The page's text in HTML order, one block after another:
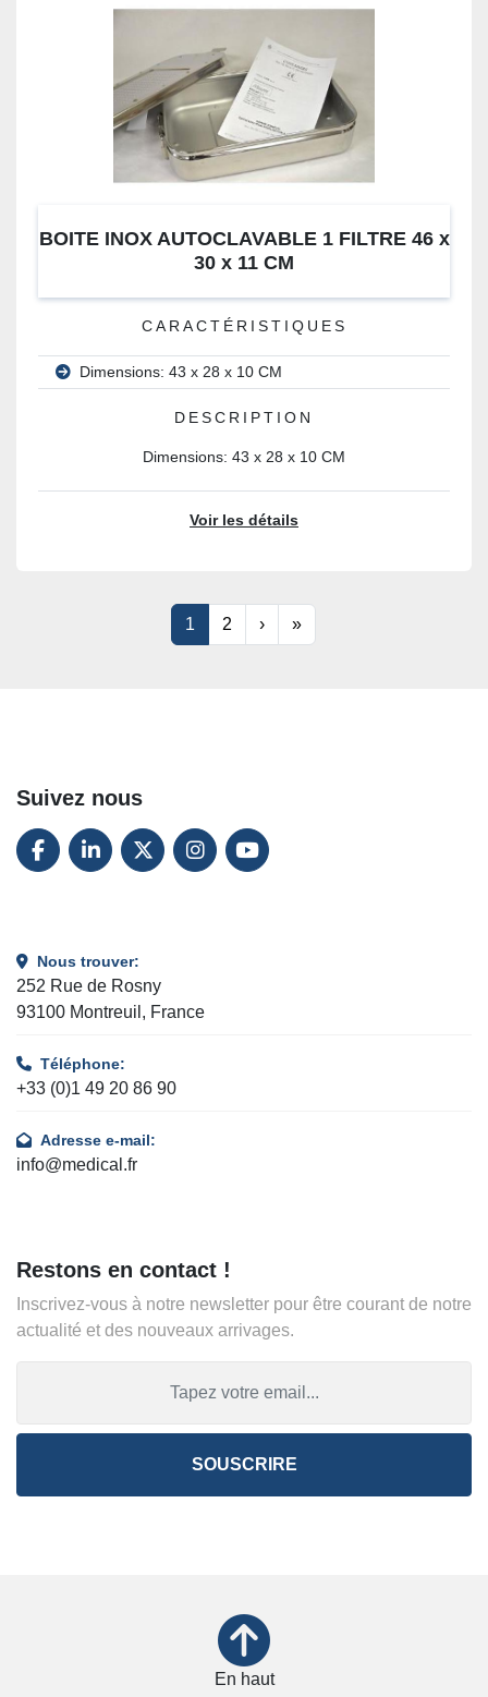
BOITE INOX AUTOCLAVABLE 1 FILTRE 46 x
30 x 11 CM
CARACTÉRISTIQUES
Dimensions: 43 x 28 x 10 CM
DESCRIPTION
Dimensions: 43 x 28 x 10 CM
Voir les détails
1 2 › »
Suivez nous
FACEBOOK
LINKEDINTWITTERINSTAGRAM
YOUTUBE
Nous trouver:
252 Rue de Rosny
93100 Montreuil, France
Téléphone:
+33 (0)1 49 20 86 90
Adresse e-mail:
info@medical.fr
Restons en contact !
Inscrivez-vous à notre newsletter pour être courant de notre
actualité et des nouveaux arrivages.
SOUSCRIRE
En haut